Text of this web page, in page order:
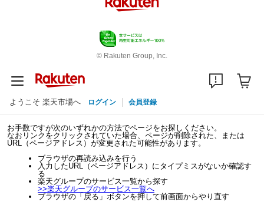
© Rakuten Group, Inc.
ようこそ 楽天市場へ ログイン 会員登録
お手数ですが次のいずれかの方法でページをお探しください。
なおリンクをクリックされていた場合、ページが削除された、または
URL（ページアドレス）が変更された可能性があります。
ブラウザの再読み込みを行う
入力したURL（ページアドレス）にタイプミスがないか確認す
る
楽天グループのサービス一覧から探す
>>楽天グループのサービス一覧へ
ブラウザの「戻る」ボタンを押して前画面からやり直す